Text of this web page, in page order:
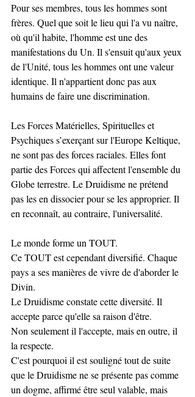
Pour ses membres, tous les hommes sont
frères. Quel que soit le lieu qui l'a vu naître,
où qu'il habite, l'homme est une des
manifestations du Un. Il s'ensuit qu'aux yeux
de l'Unité, tous les hommes ont une valeur
identique. Il n'appartient donc pas aux
humains de faire une discrimination.
Les Forces Matérielles, Spirituelles et
Psychiques s’exerçant sur l'Europe Keltique,
ne sont pas des forces raciales. Elles font
partie des Forces qui affectent l'ensemble du
Globe terrestre. Le Druidisme ne prétend
pas les en dissocier pour se les approprier. Il
en reconnaît, au contraire, l'universalité.
Le monde forme un TOUT.
Ce TOUT est cependant diversifié. Chaque
pays a ses manières de vivre de d'aborder le
Divin.
Le Druidisme constate cette diversité. Il
accepte parce qu'elle sa raison d'être.
Non seulement il l'accepte, mais en outre, il
la respecte.
C'est pourquoi il est souligné tout de suite
que le Druidisme ne se présente pas comme
un dogme, affirmé être seul valable, mais